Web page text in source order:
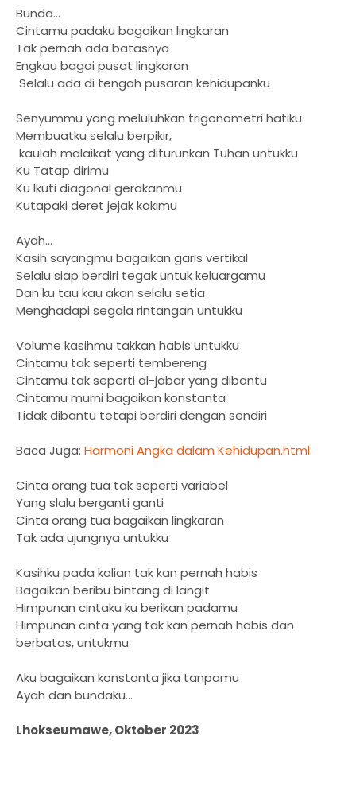
Bunda...
Cintamu padaku bagaikan lingkaran
Tak pernah ada batasnya
Engkau bagai pusat lingkaran
Selalu ada di tengah pusaran kehidupanku
Senyummu yang meluluhkan trigonometri hatiku
Membuatku selalu berpikir,
kaulah malaikat yang diturunkan Tuhan untukku
Ku Tatap dirimu
Ku Ikuti diagonal gerakanmu
Kutapaki deret jejak kakimu
Ayah...
Kasih sayangmu bagaikan garis vertikal
Selalu siap berdiri tegak untuk keluargamu
Dan ku tau kau akan selalu setia
Menghadapi segala rintangan untukku
Volume kasihmu takkan habis untukku
Cintamu tak seperti tembereng
Cintamu tak seperti al-jabar yang dibantu
Cintamu murni bagaikan konstanta
Tidak dibantu tetapi berdiri dengan sendiri
Baca Juga: Harmoni Angka dalam Kehidupan.html
Cinta orang tua tak seperti variabel
Yang slalu berganti ganti
Cinta orang tua bagaikan lingkaran
Tak ada ujungnya untukku
Kasihku pada kalian tak kan pernah habis
Bagaikan beribu bintang di langit
Himpunan cintaku ku berikan padamu
Himpunan cinta yang tak kan pernah habis dan
berbatas, untukmu.
Aku bagaikan konstanta jika tanpamu
Ayah dan bundaku...
Lhokseumawe, Oktober 2023